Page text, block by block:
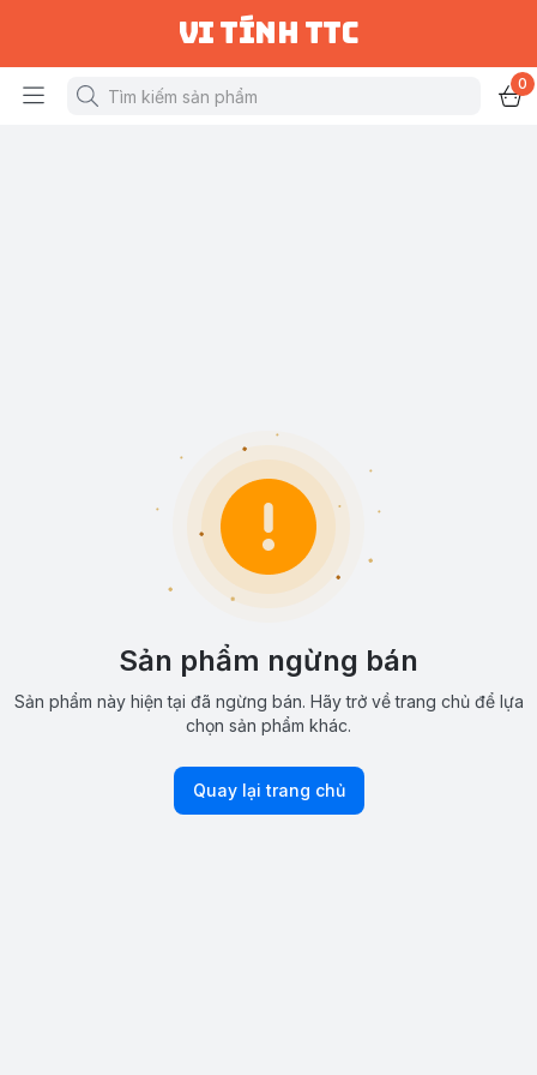
vi tính ttc
0
Sản phẩm ngừng bán
Sản phẩm này hiện tại đã ngừng bán. Hãy trở về trang chủ để lựa
chọn sản phẩm khác.
Quay lại trang chủ